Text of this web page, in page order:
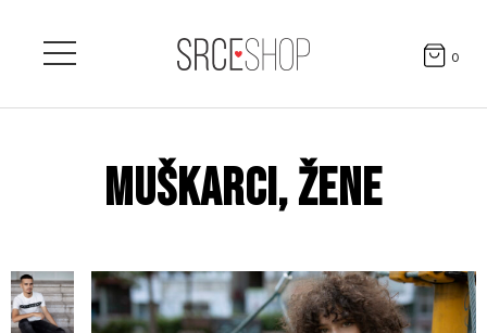
0
MUŠKARCI, ŽENE